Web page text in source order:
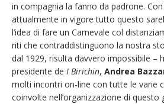
in compagnia la fanno da padrone.
attualmente in vigore tutto questo
l’idea di fare un Carnevale col
riti che contraddistinguono la nostra
dal 1929, risulta davvero impossibile –
presidente de I Birichin, Andrea
molti incontri on-line con tutte le varie
coinvolte nell’organizzazione di questo